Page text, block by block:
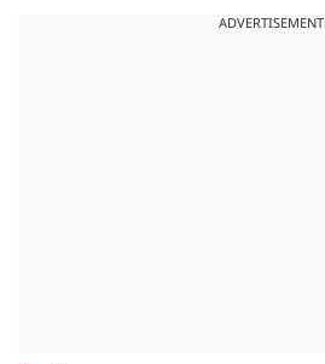
ADVERTISEMENT